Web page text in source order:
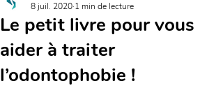
Le petit livre pour vous
aider à traiter
l’odontophobie !
8 juil. 2020 1 min de lecture